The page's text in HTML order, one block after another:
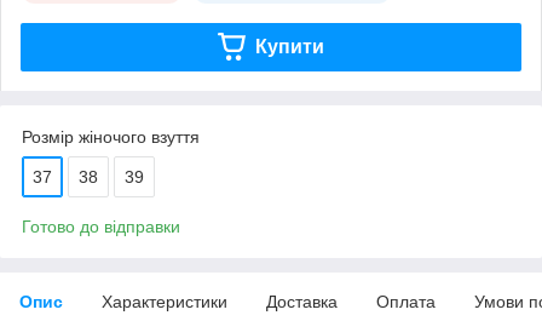
Купити
Розмір жіночого взуття
37 38 39
Готово до відправки
Опис Характеристики Доставка Оплата Умови